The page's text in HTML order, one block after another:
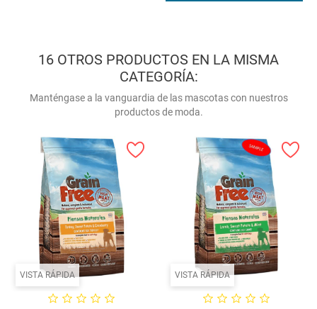
16 OTROS PRODUCTOS EN LA MISMA
CATEGORÍA:
Manténgase a la vanguardia de las mascotas con nuestros
productos de moda.
VISTA RÁPIDA VISTA RÁPIDA